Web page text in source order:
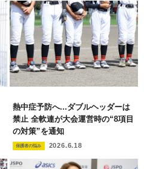
熱中症予防へ...ダブルヘッダーは
禁止 全軟連が大会運営時の“8項目
の対策”を通知
保護者の悩み 2026.6.18